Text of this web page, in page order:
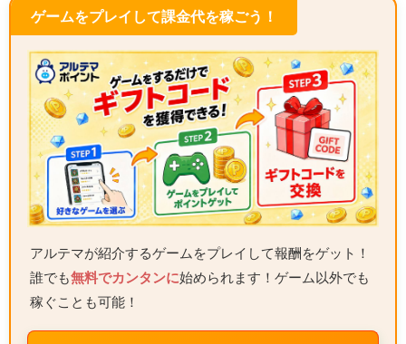
ゲームをプレイして課金代を稼ごう！
アルテマが紹介するゲームをプレイして報酬をゲット！
誰でも無料でカンタンに始められます！ゲーム以外でも
稼ぐことも可能！